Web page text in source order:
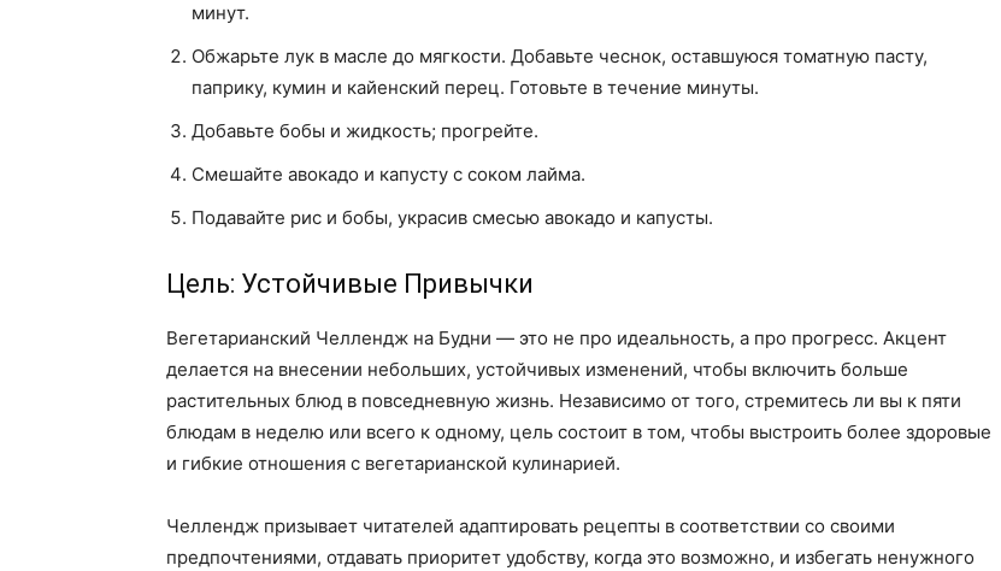
минут.
Обжарьте лук в масле до мягкости. Добавьте чеснок, оставшуюся томатную пасту,
паприку, кумин и кайенский перец. Готовьте в течение минуты.
Добавьте бобы и жидкость; прогрейте.
Смешайте авокадо и капусту с соком лайма.
Подавайте рис и бобы, украсив смесью авокадо и капусты.
Цель: Устойчивые Привычки
Вегетарианский Челлендж на Будни — это не про идеальность, а про прогресс. Акцент
делается на внесении небольших, устойчивых изменений, чтобы включить больше
растительных блюд в повседневную жизнь. Независимо от того, стремитесь ли вы к пяти
блюдам в неделю или всего к одному, цель состоит в том, чтобы выстроить более здоровые
и гибкие отношения с вегетарианской кулинарией.
Челлендж призывает читателей адаптировать рецепты в соответствии со своими
предпочтениями, отдавать приоритет удобству, когда это возможно, и избегать ненужного